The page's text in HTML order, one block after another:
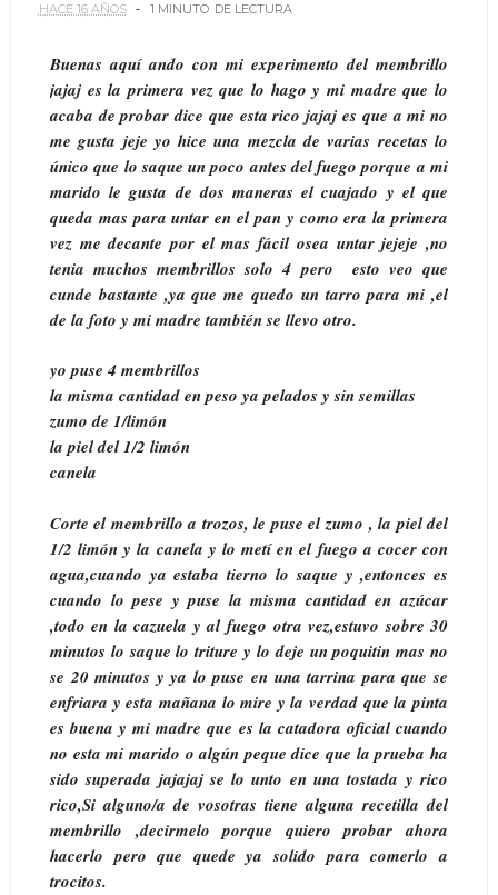
HACE 16 AÑOS 1 MINUTO DE LECTURA
Buenas aquí ando con mi experimento del membrillo
jajaj es la primera vez que lo hago y mi madre que lo
acaba de probar dice que esta rico jajaj es que a mi no
me gusta jeje yo hice una mezcla de varias recetas lo
único que lo saque un poco antes del fuego porque a mi
marido le gusta de dos maneras el cuajado y el que
queda mas para untar en el pan y como era la primera
vez me decante por el mas fácil osea untar jejeje ,no
tenia muchos membrillos solo 4 pero esto veo que
cunde bastante ,ya que me quedo un tarro para mi ,el
de la foto y mi madre también se llevo otro.
yo puse 4 membrillos
la misma cantidad en peso ya pelados y sin semillas
zumo de 1/limón
la piel del 1/2 limón
canela
Corte el membrillo a trozos, le puse el zumo , la piel del
1/2 limón y la canela y lo metí en el fuego a cocer con
agua,cuando ya estaba tierno lo saque y ,entonces es
cuando lo pese y puse la misma cantidad en azúcar
,todo en la cazuela y al fuego otra vez,estuvo sobre 30
minutos lo saque lo triture y lo deje un poquitin mas no
se 20 minutos y ya lo puse en una tarrina para que se
enfriara y esta mañana lo mire y la verdad que la pinta
es buena y mi madre que es la catadora oficial cuando
no esta mi marido o algún peque dice que la prueba ha
sido superada jajajaj se lo unto en una tostada y rico
rico,Si alguno/a de vosotras tiene alguna recetilla del
membrillo ,decirmelo porque quiero probar ahora
hacerlo pero que quede ya solido para comerlo a
trocitos.